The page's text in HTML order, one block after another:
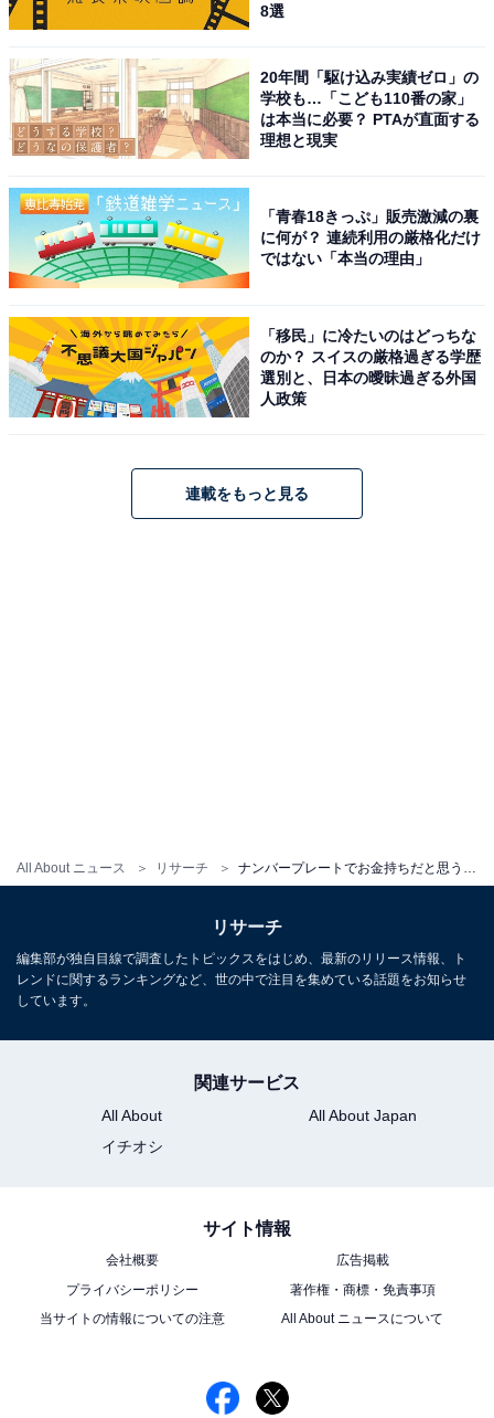
All About ニュース リサーチ ナンバープレートでお金持ちだと思う北海道の地名ランキング！ 2位「函館」を抑えた1位は？【2026年調査】
8選
20年間「駆け込み実績ゼロ」の
学校も…「こども110番の家」
は本当に必要？ PTAが直面する
理想と現実
「青春18きっぷ」販売激減の裏
に何が？ 連続利用の厳格化だけ
ではない「本当の理由」
「移民」に冷たいのはどっちな
のか？ スイスの厳格過ぎる学歴
選別と、日本の曖昧過ぎる外国
人政策
連載をもっと見る
リサーチ
編集部が独自目線で調査したトピックスをはじめ、最新のリリース情報、ト
レンドに関するランキングなど、世の中で注目を集めている話題をお知らせ
しています。
関連サービス
All About
All About Japan
イチオシ
サイト情報
会社概要
広告掲載
プライバシーポリシー
著作権・商標・免責事項
当サイトの情報についての注意
All About ニュースについて